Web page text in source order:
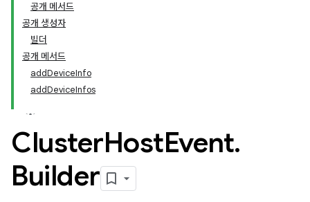
공개 메서드
공개 생성자
빌더
공개 메서드
addDeviceInfo
addDeviceInfos
ClusterHostEvent.
Builder